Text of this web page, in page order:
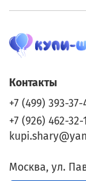
Контакты
+7 (499) 393-37-
+7 (926) 462-32-
Москва, ул.